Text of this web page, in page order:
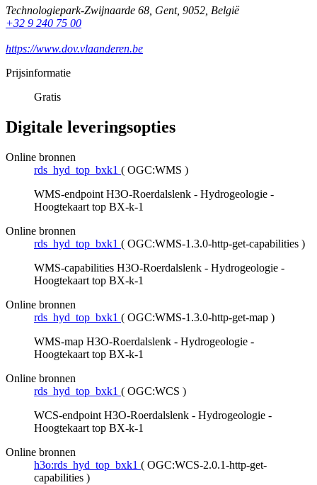
Technologiepark-Zwijnaarde 68, Gent, 9052, België
+32 9 240 75 00
https://www.dov.vlaanderen.be
Prijsinformatie
Gratis
Digitale leveringsopties
Online bronnen
rds_hyd_top_bxk1 ( OGC:WMS )
WMS-endpoint H3O-Roerdalslenk - Hydrogeologie -
Hoogtekaart top BX-k-1
Online bronnen
rds_hyd_top_bxk1 ( OGC:WMS-1.3.0-http-get-capabilities )
WMS-capabilities H3O-Roerdalslenk - Hydrogeologie -
Hoogtekaart top BX-k-1
Online bronnen
rds_hyd_top_bxk1 ( OGC:WMS-1.3.0-http-get-map )
WMS-map H3O-Roerdalslenk - Hydrogeologie -
Hoogtekaart top BX-k-1
Online bronnen
rds_hyd_top_bxk1 ( OGC:WCS )
WCS-endpoint H3O-Roerdalslenk - Hydrogeologie -
Hoogtekaart top BX-k-1
Online bronnen
h3o:rds_hyd_top_bxk1 ( OGC:WCS-2.0.1-http-get-
capabilities )